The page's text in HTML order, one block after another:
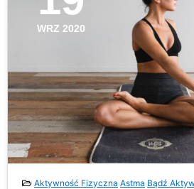
WRZ 2020
Aktywność Fizyczna Astma Bądź